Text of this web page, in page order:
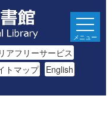
アフリーサービス
トマップ English
メニュー